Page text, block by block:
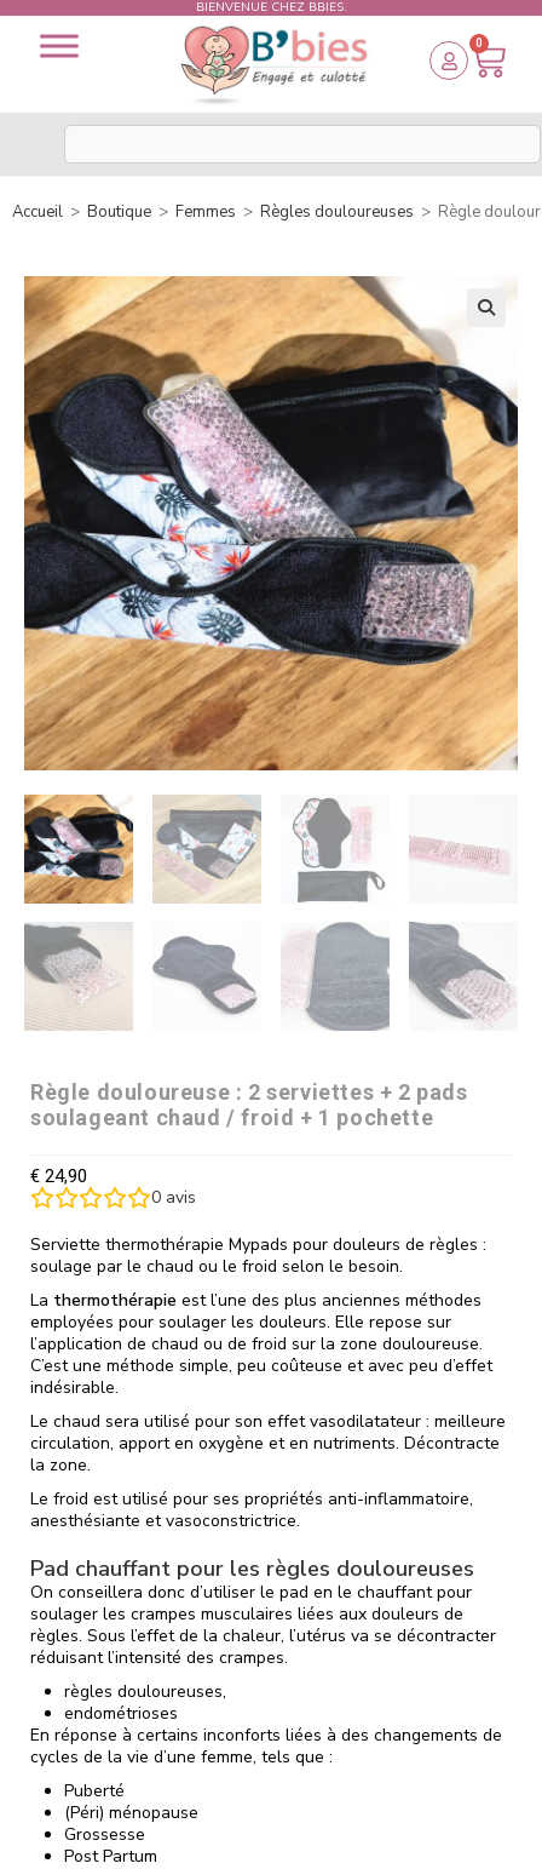
BIENVENUE CHEZ BBIES.
0
Accueil > Boutique > Femmes > Règles douloureuses > Règle
Règle douloureuse : 2 serviettes + 2 pads
soulageant chaud / froid + 1 pochette
€ 24,90
0 avis
Serviette thermothérapie Mypads pour douleurs de règles :
soulage par le chaud ou le froid selon le besoin.
La thermothérapie est l’une des plus anciennes méthodes
employées pour soulager les douleurs. Elle repose sur
l’application de chaud ou de froid sur la zone douloureuse.
C’est une méthode simple, peu coûteuse et avec peu d’effet
indésirable.
Le chaud sera utilisé pour son effet vasodilatateur : meilleure
circulation, apport en oxygène et en nutriments. Décontracte
la zone.
Le froid est utilisé pour ses propriétés anti-inflammatoire,
anesthésiante et vasoconstrictrice.
Pad chauffant pour les règles douloureuses
On conseillera donc d’utiliser le pad en le chauffant pour
soulager les crampes musculaires liées aux douleurs de
règles. Sous l’effet de la chaleur, l’utérus va se décontracter
réduisant l’intensité des crampes.
règles douloureuses,
endométrioses
En réponse à certains inconforts liées à des changements de
cycles de la vie d’une femme, tels que :
Puberté
(Péri) ménopause
Grossesse
Post Partum